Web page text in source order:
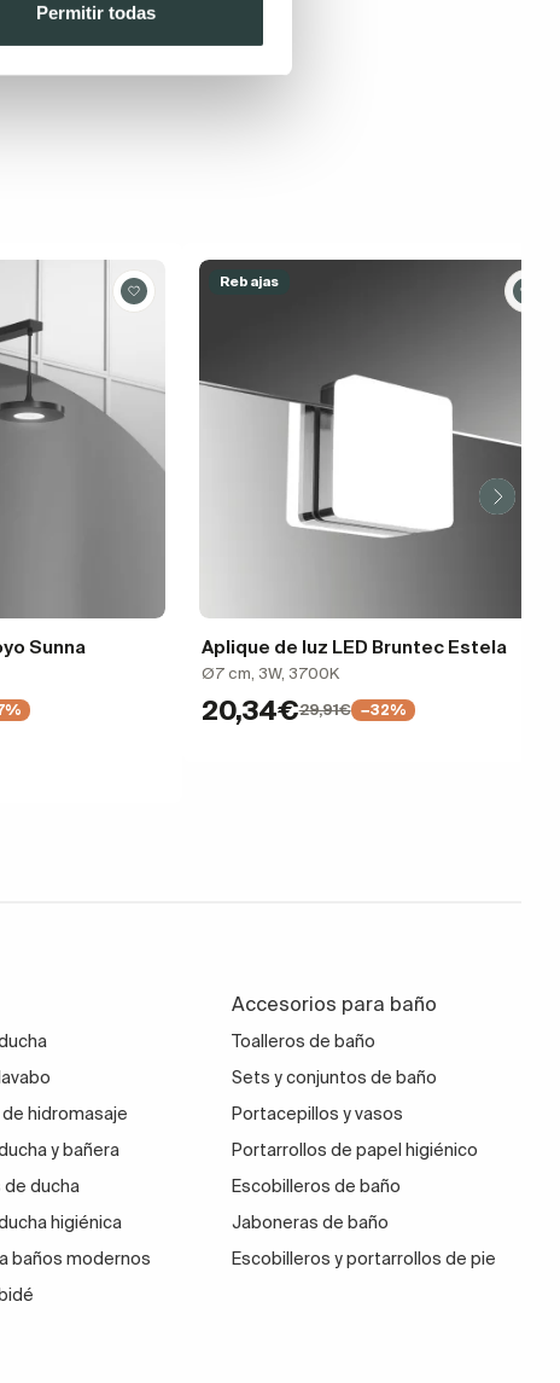
Permitir todas
Sunna
Rebajas
Aplique de luz LED Bruntec Estela
Ø7 cm, 3W, 3700K
20,34€29,91€ −32%
hidromasaje
y bañera
de ducha
higiénica
baños modernos
Accesorios para baño
Toalleros de baño
Sets y conjuntos de baño
Portacepillos y vasos
Portarrollos de papel higiénico
Escobilleros de baño
Jaboneras de baño
Escobilleros y portarrollos de pie